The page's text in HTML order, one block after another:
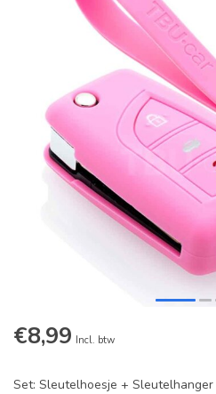
€8,99 Incl. btw
Set: Sleutelhoesje + Sleutelhanger